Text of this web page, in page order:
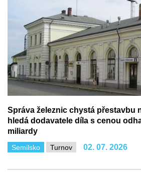
Správa železnic chystá přestavbu
hledá dodavatele díla s cenou
miliardy
Semilsko Turnov 02. 07. 2026